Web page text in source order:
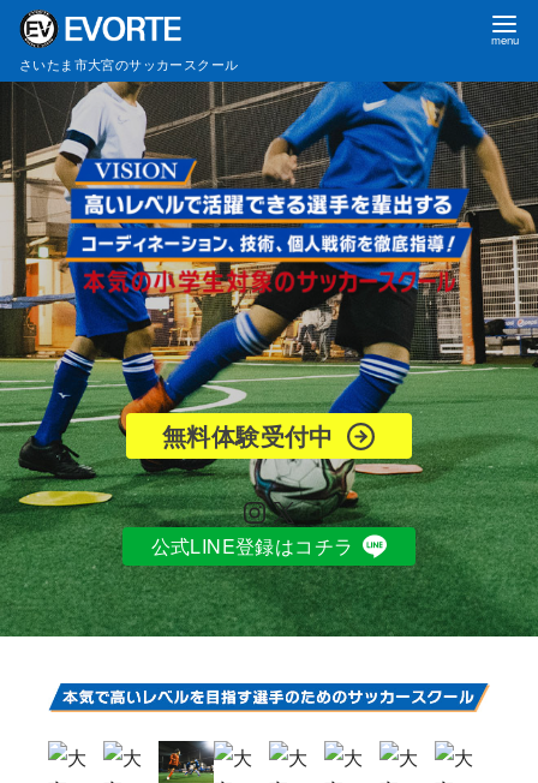
テ
ツ
へ
移
動
さいたま市大宮のサッカースクール
無料体験受付中
InstagramX
公式LINE登録はコチラ